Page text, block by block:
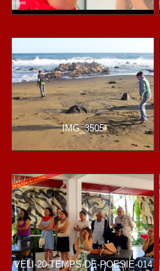
IMG_3505
VELI-20-TEMPS-DE-POESIE-014